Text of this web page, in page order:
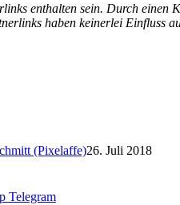
enthalten sein. Durch
haben keinerlei Einfluss
(Pixelaffe)26. Juli 2018
Telegram